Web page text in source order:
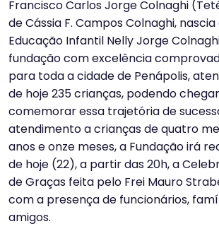
Francisco Carlos Jorge Colnaghi
de Cássia F. Campos Colnaghi,
Educação Infantil Nelly Jorge
fundação com excelência
para toda a cidade de Penápolis,
de hoje 235 crianças, podendo
comemorar essa trajetória de
atendimento a crianças de quatro
anos e onze meses, a Fundação irá
de hoje (22), a partir das 20h, a
de Graças feita pelo Frei Mauro
com a presença de funcionários,
amigos.